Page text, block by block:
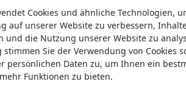
Cookies und ähnliche Technologien,
auf unserer Website zu verbessern,
und die Nutzung unserer Website zu
Sie der Verwendung von Cookies
persönlichen Daten zu, um Ihnen ein
Funktionen zu bieten.
& Ersatzteile Anbauteile Auspuff
42 Minuten
Spare